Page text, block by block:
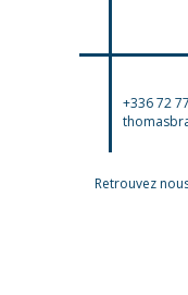
+336 72
Retrouvez